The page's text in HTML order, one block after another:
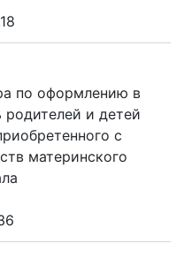
по оформлению в
родителей и детей
с
материнского